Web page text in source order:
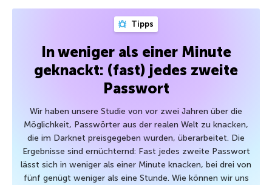
Tipps
In weniger als einer Minute
geknackt: (fast) jedes zweite
Passwort
Wir haben unsere Studie von vor zwei Jahren über die
Möglichkeit, Passwörter aus der realen Welt zu knacken,
die im Darknet preisgegeben wurden, überarbeitet. Die
Ergebnisse sind ernüchternd: Fast jedes zweite Passwort
lässt sich in weniger als einer Minute knacken, bei drei von
fünf genügt weniger als eine Stunde. Wie können wir uns